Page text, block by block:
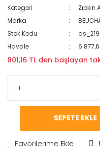
Kategori
Zıpkın
Marka
Stok Kodu
Havale
801,16 TL den başlayan
SEPETE EKLE